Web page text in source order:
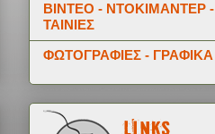
ΒΙΝΤΕΟ - ΝΤΟΚΙΜΑΝΤΕΡ -
ΤΑΙΝΙΕΣ
ΦΩΤΟΓΡΑΦΙΕΣ - ΓΡΑΦΙΚΑ